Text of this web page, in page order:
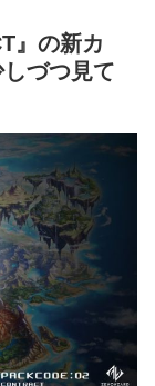
』の新カ
づつ見て